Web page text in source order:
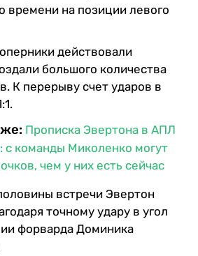
времени на позиции левого
действовали
большого количества
К перерыву счет ударов в
Прописка Эвертона в АПЛ
с команды Миколенко могут
чем у них есть сейчас
встречи Эвертон
точному удару в угол
форварда Доминика